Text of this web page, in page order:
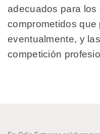
adecuados para los
comprometidos
eventualmente, y
competición